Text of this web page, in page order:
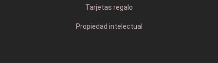
Tarjetas regalo
Propiedad intelectual